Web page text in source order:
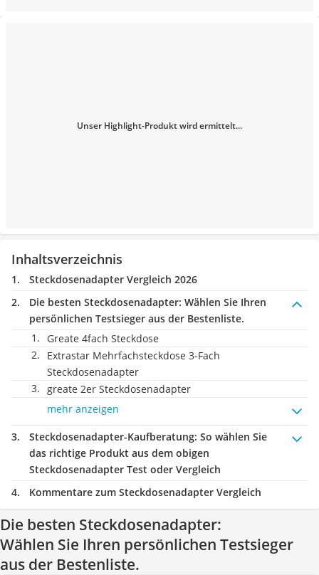
Unser Highlight-Produkt wird ermittelt...
Inhaltsverzeichnis
Steckdosenadapter Vergleich 2026
Die besten Steckdosenadapter: Wählen Sie Ihren
persönlichen Testsieger aus der Bestenliste.
Greate 4fach Steckdose
Extrastar Mehrfachsteckdose 3-Fach
Steckdosenadapter
greate 2er Steckdosenadapter
mehr anzeigen
Steckdosenadapter-Kaufberatung: So wählen Sie
das richtige Produkt aus dem obigen
Steckdosenadapter Test oder Vergleich
Kommentare zum Steckdosenadapter Vergleich
Die besten Steckdosenadapter:
Wählen Sie Ihren persönlichen Testsieger
aus der Bestenliste.